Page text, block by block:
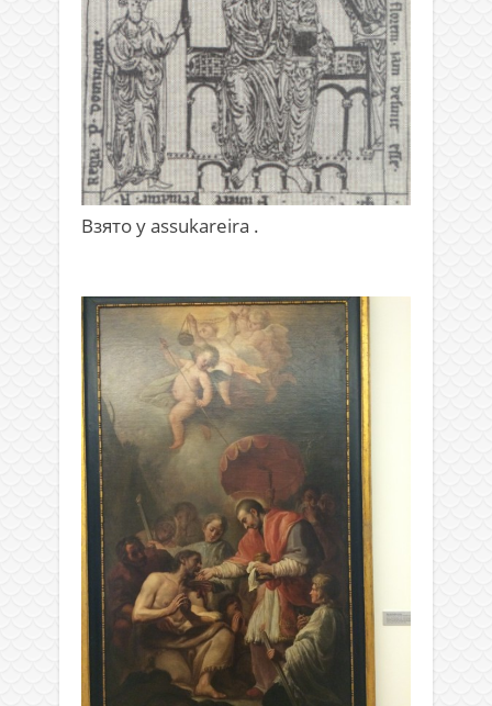
Взято у assukareira .